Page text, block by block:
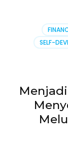
SELF-